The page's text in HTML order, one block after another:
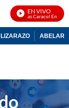
EN VIVO
Noticias Caracol En Vivo